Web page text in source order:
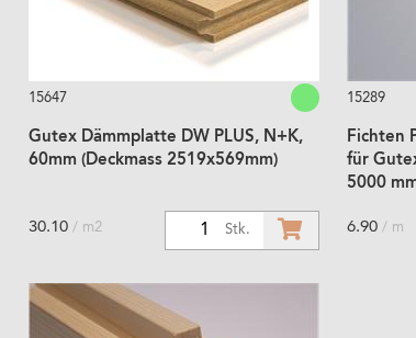
15647
Gutex Dämmplatte DW PLUS, N+K,
60mm (Deckmass 2519x569mm)
Stk.
30.10 / m2
15289
Fichten
für
5000
6.90 / m